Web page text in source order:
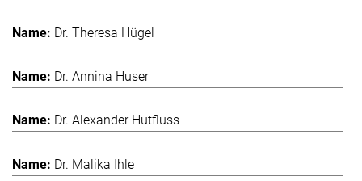
Dr. Theresa Hügel
Dr. Annina Huser
Dr. Alexander Hutfluss
Dr. Malika Ihle